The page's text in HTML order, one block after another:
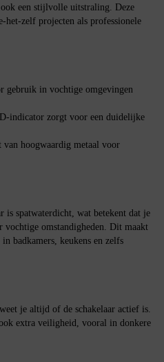
een stijlvolle uitstraling. Deze
het-zelf projecten als professionele
gebruik in vochtige omgevingen
indicator zorgt voor een duidelijke
van hoogwaardig metaal voor
is spatwaterdicht, wat betekent dat je
vochtige omstandigheden. Dit maakt
badkamers, keukens en zelfs
je altijd of de schakelaar actief is.
extra veiligheid, vooral in donkere